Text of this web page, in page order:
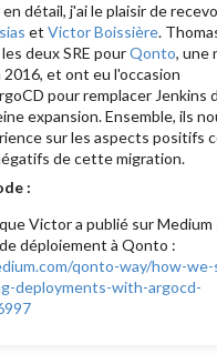
détail, j'ai le plaisir de
etVictor Boissière.
deux SRE pourQonto, une
et ont eu l'occasion
pour remplacer Jenkins
expansion. Ensemble, ils
sur les aspects positifs
de cette migration.
:
Victor a publié sur Medium
déploiement à Qonto :
qonto-way/how-we-
deployments-with-argocd-